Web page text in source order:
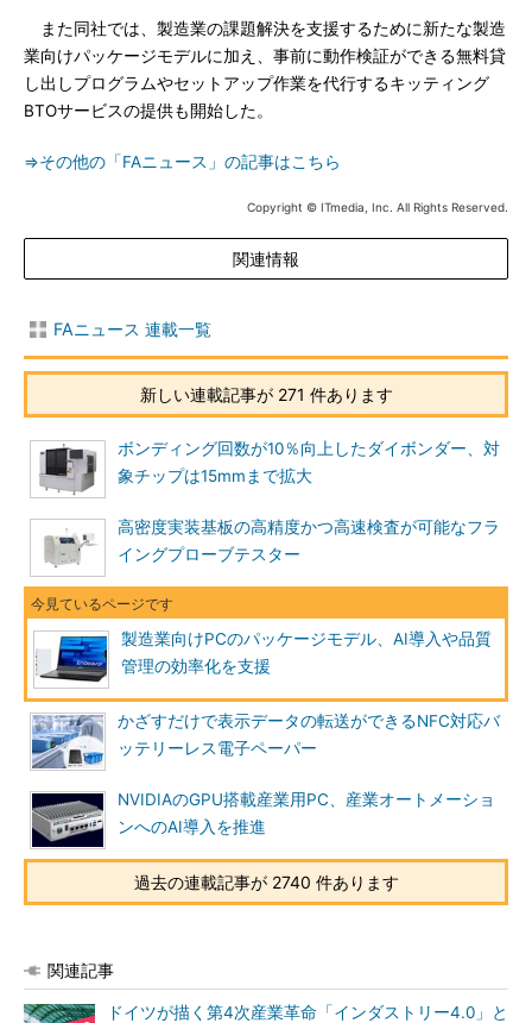
また同社では、製造業の課題解決を支援するために新たな製造
業向けパッケージモデルに加え、事前に動作検証ができる無料貸
し出しプログラムやセットアップ作業を代行するキッティング
BTOサービスの提供も開始した。
⇒その他の「FAニュース」の記事はこちら
Copyright © ITmedia, Inc. All Rights Reserved.
関連情報
FAニュース 連載一覧
新しい連載記事が 271 件あります
ボンディング回数が10％向上したダイボンダー、対
象チップは15mmまで拡大
高密度実装基板の高精度かつ高速検査が可能なフラ
イングプローブテスター
製造業向けPCのパッケージモデル、AI導入や品質
管理の効率化を支援
かざすだけで表示データの転送ができるNFC対応バ
ッテリーレス電子ペーパー
NVIDIAのGPU搭載産業用PC、産業オートメーショ
ンへのAI導入を推進
過去の連載記事が 2740 件あります
関連記事
ドイツが描く第4次産業革命「インダストリー4.0」と